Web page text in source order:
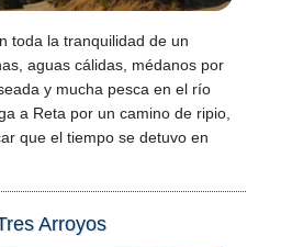
toda la tranquilidad de un
aguas cálidas, médanos por
y mucha pesca en el río
a Reta por un camino de ripio,
que el tiempo se detuvo en
Arroyos